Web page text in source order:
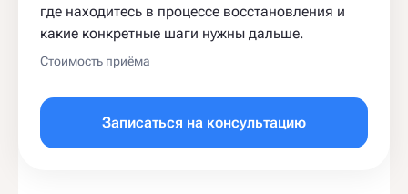
где находитесь в процессе восстановления и
какие конкретные шаги нужны дальше.
Стоимость приёма
Записаться на консультацию